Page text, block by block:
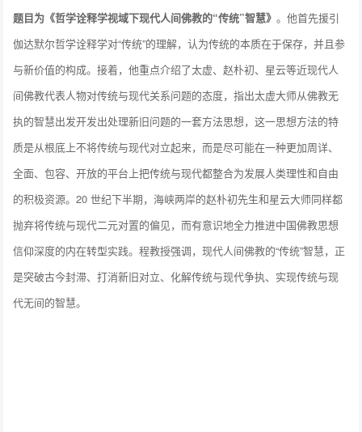
题目为《哲学诠释学视域下现代人间佛教的“传统”智慧》。他首先援引
伽达默尔哲学诠释学对“传统”的理解，认为传统的本质在于保存，并且参
与新价值的构成。接着，他重点介绍了太虚、赵朴初、星云等近现代人
间佛教代表人物对传统与现代关系问题的态度，指出太虚大师从佛教无
执的智慧出发开发出处理新旧问题的一套方法思想，这一思想方法的特
质是从根底上不将传统与现代对立起来，而是尽可能在一种更加周详、
全面、包容、开放的平台上把传统与现代都整合为发展人类理性和自由
的积极资源。20 世纪下半期，海峡两岸的赵朴初先生和星云大师同样都
抛弃将传统与现代二元对置的偏见，而有意识地全力推进中国佛教思想
信仰深度的内在转型实践。程教授强调，现代人间佛教的“传统”智慧，正
是突破古今封滞、打消新旧对立、化解传统与现代争执、实现传统与现
代无间的智慧。